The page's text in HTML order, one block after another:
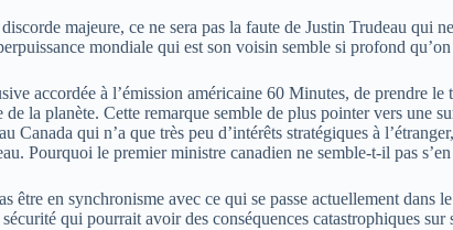
majeure, ce ne sera pas la faute de Justin Trudeau qui
mondiale qui est son voisin semble si profond
accordée à l’émission américaine 60 Minutes, de prendre
la planète. Cette remarque semble de plus pointer vers une
Canada qui n’a que très peu d’intérêts stratégiques à
Pourquoi le premier ministre canadien ne semble-t-il pas
être en synchronisme avec ce qui se passe actuellement
qui pourrait avoir des conséquences catastrophiques